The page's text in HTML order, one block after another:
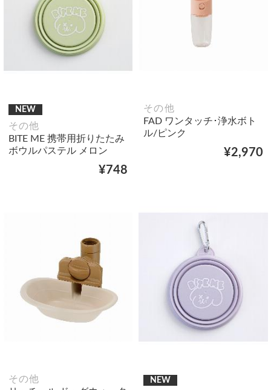
NEW
その他
BITE ME 携帯用折りたたみ
ボウルパステル メロン
¥748
その他
FAD ワンタッチ･浄水ボト
ル/ピンク
¥2,970
その他
NEW